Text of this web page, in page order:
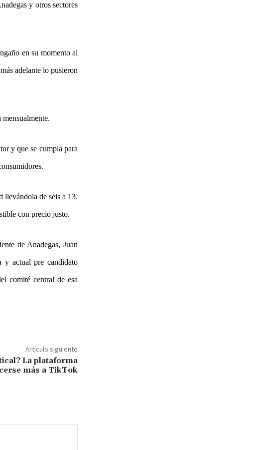
y otros sectores
en su momento al
adelante lo pusieron
y que se cumpla para
llevándola de seis a 13.
con precio justo.
de Anadegas, Juan
y actual pre candidato
comité central de esa
Artículo siguiente
La plataforma
más a TikTok